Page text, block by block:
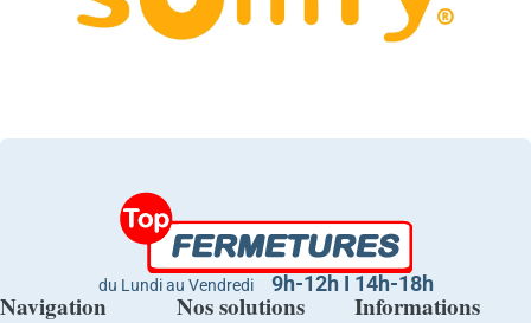
du Lundi au Vendredi 9h-12h I 14h-18h
Navigation Nos solutions Informations